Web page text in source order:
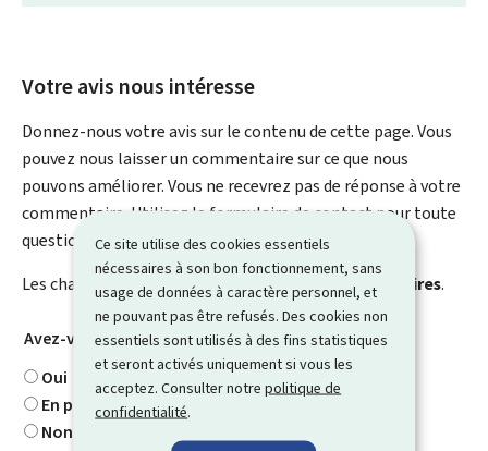
Ce site utilise des cookies essentiels
nécessaires à son bon fonctionnement, sans
usage de données à caractère personnel, et
ne pouvant pas être refusés. Des cookies non
essentiels sont utilisés à des fins statistiques
et seront activés uniquement si vous les
acceptez. Consulter notrepolitique de
confidentialité.
Votre avis nous intéresse
Donnez-nous votre avis sur le contenu de cette page. Vous
pouvez nous laisser un commentaire sur ce que nous
pouvons améliorer. Vous ne recevrez pas de réponse à votre
commentaire. Utilisez le formulaire de contact pour toute
question particulière.
Les champs marqués d’une étoile ( * ) sontobligatoires.
Avez-vous trouvé ce que vous cherchiez ? *
Oui
En partie
Non